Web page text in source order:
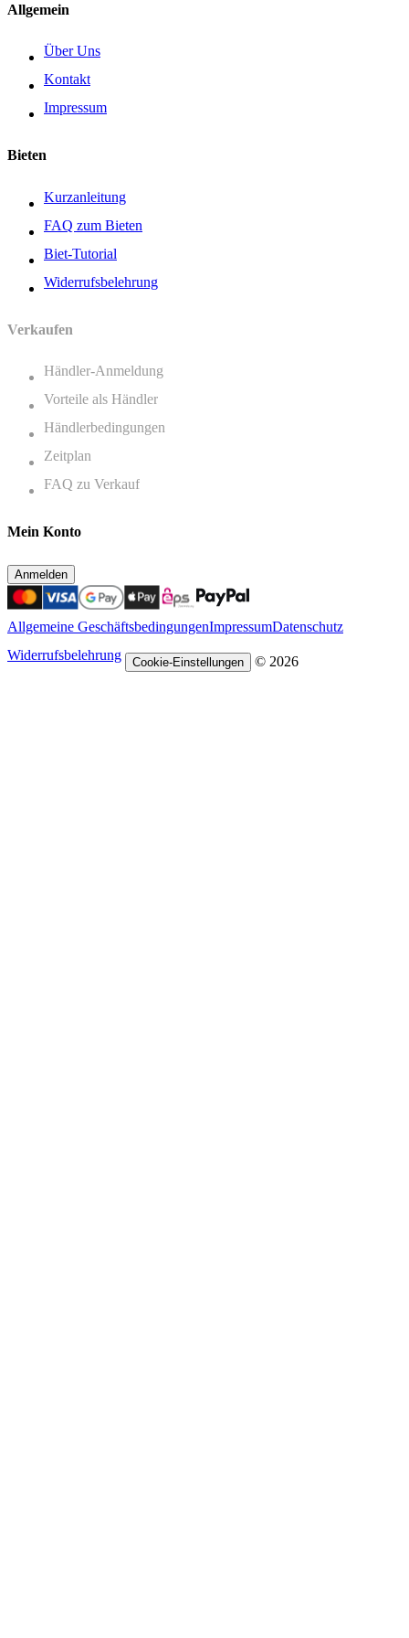
Allgemein
Über Uns
Kontakt
Impressum
Bieten
Kurzanleitung
FAQ zum Bieten
Biet-Tutorial
Widerrufsbelehrung
Verkaufen
Händler-Anmeldung
Vorteile als Händler
Händlerbedingungen
Zeitplan
FAQ zu Verkauf
Mein Konto
Anmelden
Allgemeine GeschäftsbedingungenImpressumDatenschutz
Widerrufsbelehrung
Cookie-Einstellungen © 2026